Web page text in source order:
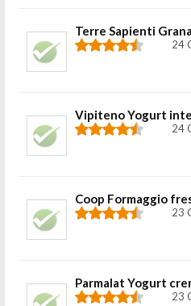
Terre Sapienti
24
Vipiteno Yogurt
24
Coop Formaggio
23
Parmalat Yogurt
23